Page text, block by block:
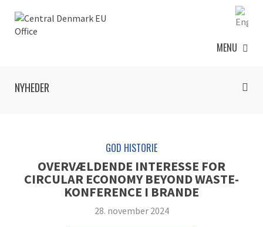
MENU
NYHEDER
GOD HISTORIE
OVERVÆLDENDE INTERESSE FOR
CIRCULAR ECONOMY BEYOND WASTE-
KONFERENCE I BRANDE
28. november 2024